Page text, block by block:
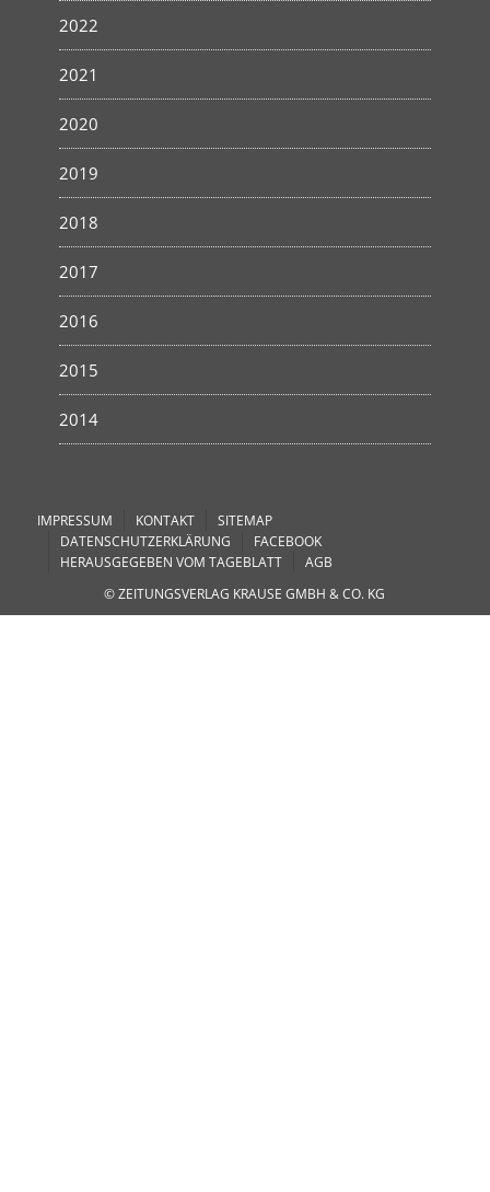
2022
2021
2020
2019
2018
2017
2016
2015
2014
IMPRESSUM KONTAKT
SITEMAP
DATENSCHUTZERKLÄRUNG
FACEBOOK
HERAUSGEGEBEN VOM TAGEBLATT
AGB
© ZEITUNGSVERLAG KRAUSE GMBH & CO. KG